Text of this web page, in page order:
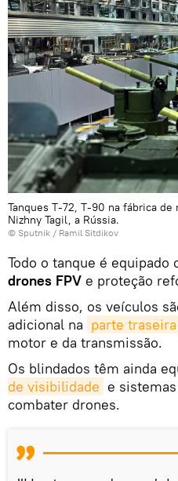
Tanques T-72, T-90 na fábrica de
Nizhny Tagil, a Rússia.
© Sputnik / Ramil Sitdikov
Todo o tanque é equipado
drones FPV e proteção
Além disso, os veículos
adicional na parte traseira
motor e da transmissão.
Os blindados têm ainda
de visibilidade e
combater drones.